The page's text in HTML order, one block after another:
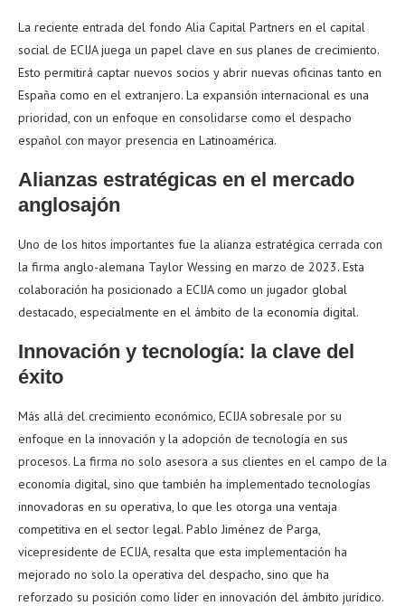
La reciente entrada del fondo Alia Capital Partners en el capital
social de ECIJA juega un papel clave en sus planes de crecimiento.
Esto permitirá captar nuevos socios y abrir nuevas oficinas tanto en
España como en el extranjero. La expansión internacional es una
prioridad, con un enfoque en consolidarse como el despacho
español con mayor presencia en Latinoamérica.
Alianzas estratégicas en el mercado
anglosajón
Uno de los hitos importantes fue la alianza estratégica cerrada con
la firma anglo-alemana Taylor Wessing en marzo de 2023. Esta
colaboración ha posicionado a ECIJA como un jugador global
destacado, especialmente en el ámbito de la economía digital.
Innovación y tecnología: la clave del
éxito
Más allá del crecimiento económico, ECIJA sobresale por su
enfoque en la innovación y la adopción de tecnología en sus
procesos. La firma no solo asesora a sus clientes en el campo de la
economía digital, sino que también ha implementado tecnologías
innovadoras en su operativa, lo que les otorga una ventaja
competitiva en el sector legal. Pablo Jiménez de Parga,
vicepresidente de ECIJA, resalta que esta implementación ha
mejorado no solo la operativa del despacho, sino que ha
reforzado su posición como líder en innovación del ámbito jurídico.